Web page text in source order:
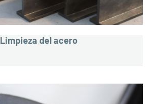
Limpieza del acero